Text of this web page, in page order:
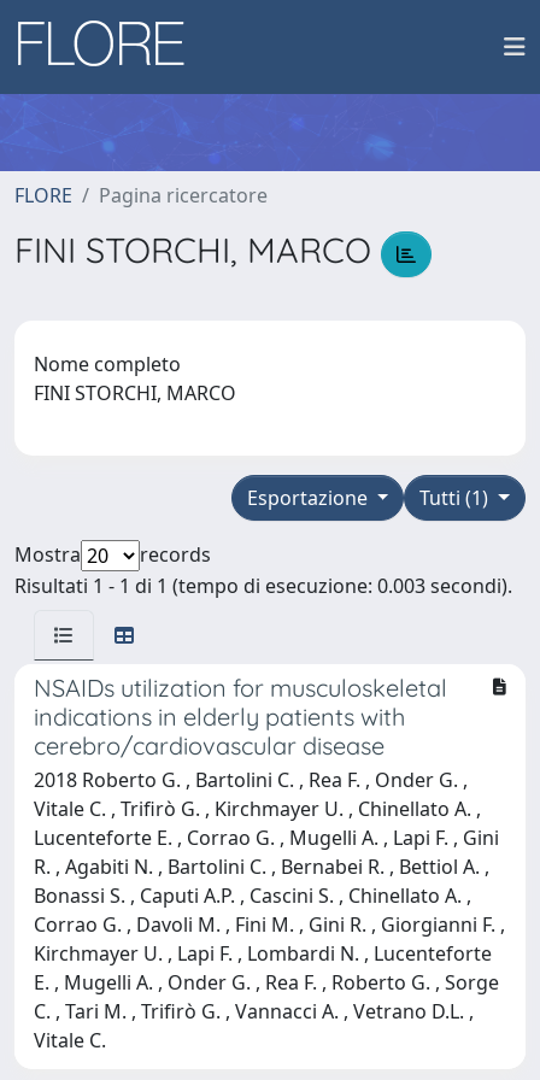
FLORE Pagina ricercatore
FINI STORCHI, MARCO
Nome completo
FINI STORCHI, MARCO
Tutti (1)
Esportazione
Mostra
records
Risultati 1 - 1 di 1 (tempo di esecuzione: 0.003 secondi).
NSAIDs utilization for musculoskeletal
indications in elderly patients with
cerebro/cardiovascular disease
2018 Roberto G. , Bartolini C. , Rea F. , Onder G. ,
Vitale C. , Trifirò G. , Kirchmayer U. , Chinellato A. ,
Lucenteforte E. , Corrao G. , Mugelli A. , Lapi F. , Gini
R. , Agabiti N. , Bartolini C. , Bernabei R. , Bettiol A. ,
Bonassi S. , Caputi A.P. , Cascini S. , Chinellato A. ,
Corrao G. , Davoli M. , Fini M. , Gini R. , Giorgianni F. ,
Kirchmayer U. , Lapi F. , Lombardi N. , Lucenteforte
E. , Mugelli A. , Onder G. , Rea F. , Roberto G. , Sorge
C. , Tari M. , Trifirò G. , Vannacci A. , Vetrano D.L. ,
Vitale C.